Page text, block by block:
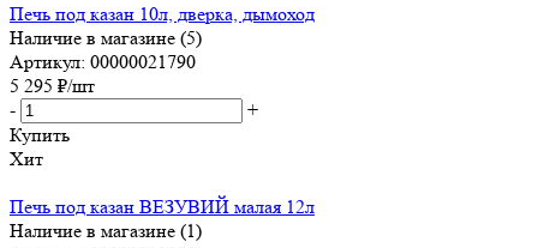
Печь под казан 10л, дверка, дымоход
Наличие в магазине (5)
Артикул: 00000021790
5 295 ₽/шт
-
+
Купить
Хит
Печь под казан ВЕЗУВИЙ малая 12л
Наличие в магазине (1)